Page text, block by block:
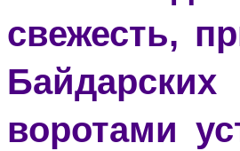
свежесть,
воротами